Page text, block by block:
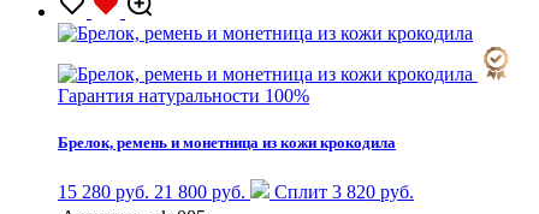
Гарантия натуральности 100%
Брелок, ремень и монетница из кожи крокодила
15 280 руб. 21 800 руб.
Сплит 3 820 руб.